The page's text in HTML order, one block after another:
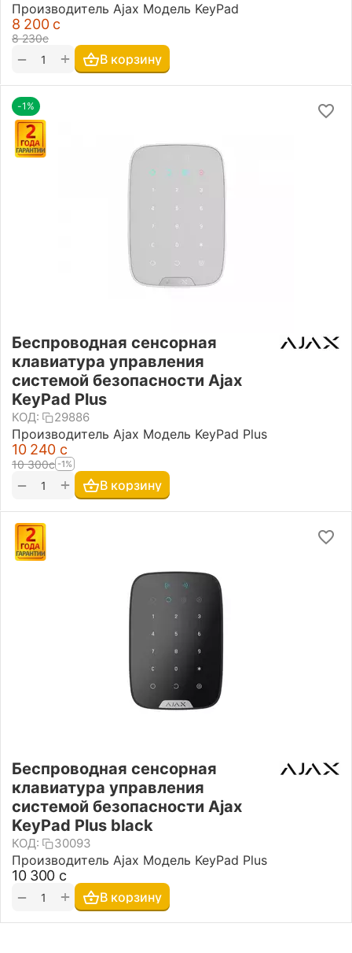
Производитель Ajax Модель KeyPad
8 200 с
8 230с
+
− В корзину
-1%
Беспроводная сенсорная
клавиатура управления
системой безопасности Ajax
KeyPad Plus
КОД: 29886
Производитель Ajax Модель KeyPad Plus
10 240 с
10 300с -1%
+
− В корзину
Беспроводная сенсорная
клавиатура управления
системой безопасности Ajax
KeyPad Plus black
КОД: 30093
Производитель Ajax Модель KeyPad Plus
10 300 с
+
− В корзину